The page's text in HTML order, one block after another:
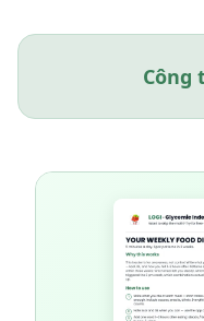
Công